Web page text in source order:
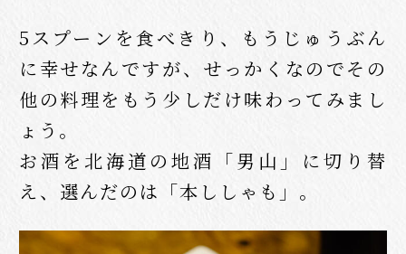
5スプーンを食べきり、もうじゅうぶん
に幸せなんですが、せっかくなのでその
他の料理をもう少しだけ味わってみまし
ょう。
お酒を北海道の地酒「男山」に切り替
え、選んだのは「本ししゃも」。